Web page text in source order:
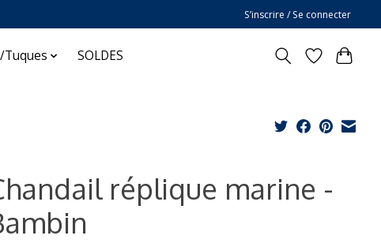
S’inscrire / Se connecter
Tuques SOLDES
réplique marine -